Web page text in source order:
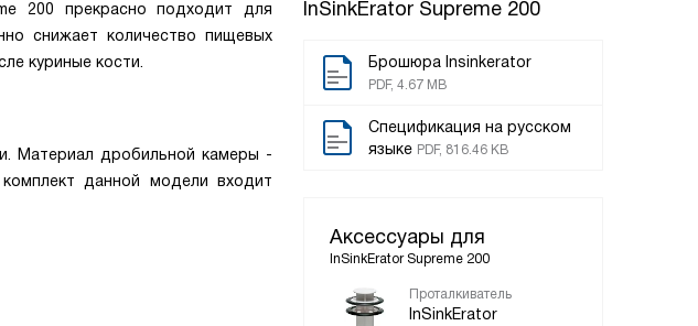
InSinkErator Supreme 200
Брошюра Insinkerator
PDF, 4.67 MB
Спецификация на русском
языке PDF, 816.46 KB
Аксессуары для
InSinkErator Supreme 200
Проталкиватель
InSinkErator
200 прекрасно подходит для
снижает количество пищевых
куриные кости.
Материал дробильной камеры -
данной модели входит